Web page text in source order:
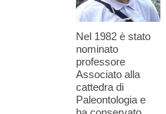
Nel 1982 è stato
nominato
professore
Associato alla
cattedra di
Paleontologia e